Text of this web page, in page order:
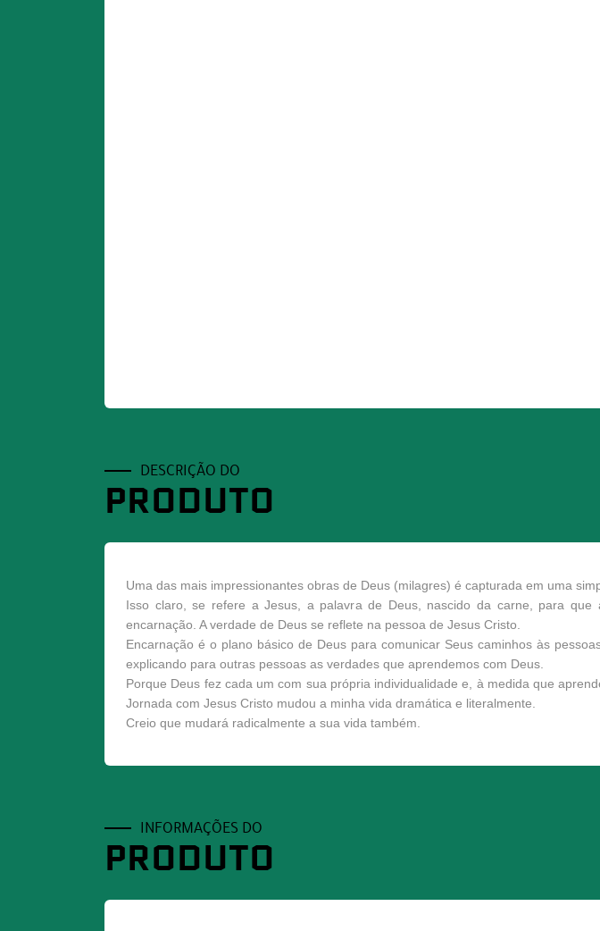
DESCRIÇÃO DO
PRODUTO
Uma das mais impressionantes obras de Deus (milagres) é capturada em uma
Isso claro, se refere a Jesus, a palavra de Deus, nascido da carne, para
encarnação. A verdade de Deus se reflete na pessoa de Jesus Cristo.
Encarnação é o plano básico de Deus para comunicar Seus caminhos às
explicando para outras pessoas as verdades que aprendemos com Deus.
Porque Deus fez cada um com sua própria individualidade e, à medida que
Jornada com Jesus Cristo mudou a minha vida dramática e literalmente.
Creio que mudará radicalmente a sua vida também.
INFORMAÇÕES DO
PRODUTO